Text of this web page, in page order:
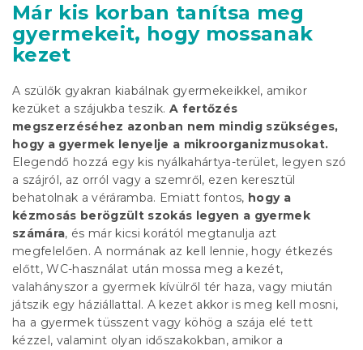
Már kis korban tanítsa meg
gyermekeit, hogy mossanak
kezet
A szülők gyakran kiabálnak gyermekeikkel, amikor
kezüket a szájukba teszik. A fertőzés
megszerzéséhez azonban nem mindig szükséges,
hogy a gyermek lenyelje a mikroorganizmusokat.
Elegendő hozzá egy kis nyálkahártya-terület, legyen szó
a szájról, az orról vagy a szemről, ezen keresztül
behatolnak a véráramba. Emiatt fontos, hogy a
kézmosás berögzült szokás legyen a gyermek
számára, és már kicsi korától megtanulja azt
megfelelően. A normának az kell lennie, hogy étkezés
előtt, WC-használat után mossa meg a kezét,
valahányszor a gyermek kívülről tér haza, vagy miután
játszik egy háziállattal. A kezet akkor is meg kell mosni,
ha a gyermek tüsszent vagy köhög a szája elé tett
kézzel, valamint olyan időszakokban, amikor a